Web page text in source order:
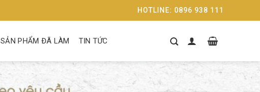
HOTLINE: 0896 938 111
SẢN PHẨM ĐÃ LÀM TIN TỨC